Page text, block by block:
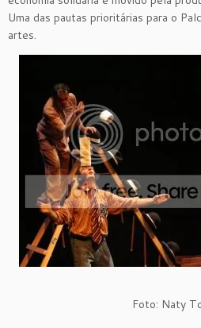
Uma das pautas prioritárias para o
artes.
Foto: Naty